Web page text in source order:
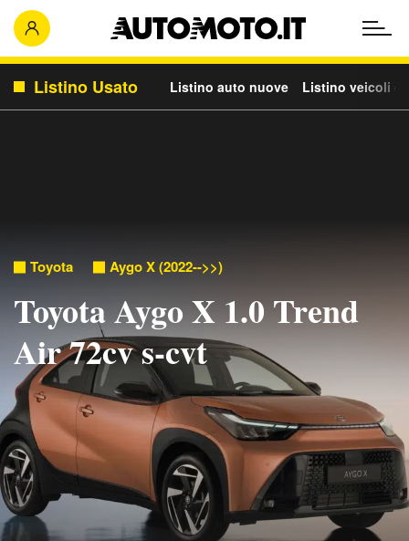
Listino Usato Listino auto nuove Listino veicoli
Toyota Aygo X (2022-->>)
Toyota Aygo X 1.0 Trend
Air 72cv s-cvt